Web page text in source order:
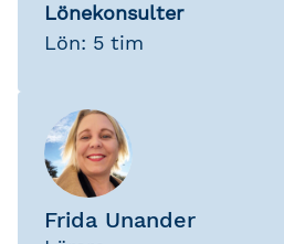
Lönekonsulter
Lön: 5 tim
Frida Unander